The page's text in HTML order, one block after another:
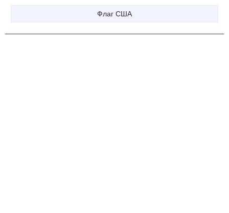
Флаг США